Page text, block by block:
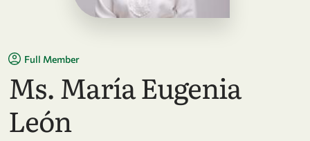
Full Member
Ms. María Eugenia
León